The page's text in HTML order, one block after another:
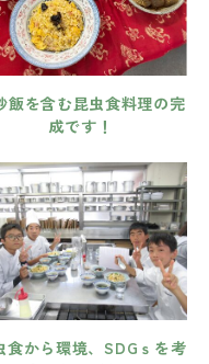
飯を含む昆虫食料理の完
成です！
食から環境、SDGｓを考